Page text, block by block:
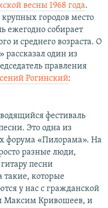
весны 1968 года.
городов место
ежегодно собирает
и среднего возраста. О
рассказал один из
правления
Рогинский:
фестиваль
Это одна из
форума «Пилорама». На
разные люди,
песни
такие, которые
у нас с гражданской
Максим Кривошеев, и